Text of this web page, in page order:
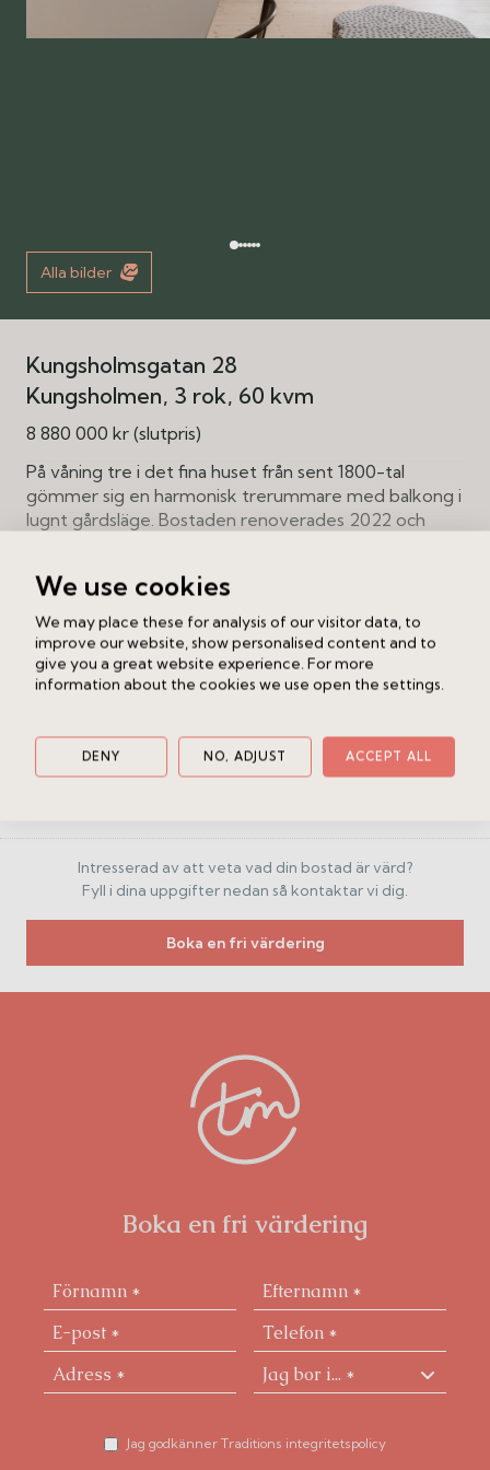
Alla bilder
Kungsholmsgatan 28
Kungsholmen 3 rok 60 kvm
8 880 000 kr (slutpris)
På våning tre i det fina huset från sent 1800-tal
gömmer sig en harmonisk trerummare med balkong i
lugnt gårdsläge. Bostaden renoverades 2022 och
meter med modern funktion. Här finns kök och
vardagsrum i öppen planlösning, två stora sovrum
med platsbyggd förvaring och ett stort badrum med
tvättmaskin. Harmoniska färgval och en härlig
planlösning i vinkel, med alla fönster mot gård, skapar
Brf Åkermannen 39-40 är en skuldfri förening med
29 bostadsrätter och tre lokaler. I det välskötta huset
gemensam innergård, barnvagns- och cykelrum och
tvättstuga.
Med ett centralt läge i hjärtat av Kungsholmen har du
bekvämt avstånd. Norr Mälarstrand och Riddarfjärden
Ansvarig mäklare
Intresserad av att veta vad din bostad är värd?
Fyll i dina uppgifter nedan så kontaktar vi dig.
Boka en fri värdering
Boka en fri värdering
Jag godkänner Traditions integritetspolicy
We use cookies
We may place these for analysis of our visitor data, to
improve our website, show personalised content and to
give you a great website experience. For more
information about the cookies we use open the settings.
DENY NO, ADJUST ACCEPT ALL